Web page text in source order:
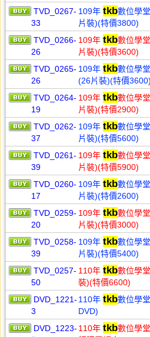
TVD_0267-
33
109年 tkb數位學
片裝)(特價3800)
TVD_0266-
26
109年 tkb數位學
片裝)(特價3600)
TVD_0265-
26
109年 tkb數位學
(26片裝)(特價
TVD_0264-
19
109年 tkb數位學
片裝)(特價2900)
TVD_0262-
37
109年 tkb數位學
片裝)(特價5600)
TVD_0261-
39
109年 tkb數位學
片裝)(特價5900)
TVD_0260-
17
109年 tkb數位學
片裝)(特價2600)
TVD_0259-
20
109年 tkb數位學
片裝)(特價3000)
TVD_0258-
39
109年 tkb數位學
片裝)(特價5400)
TVD_0257-
50
110年 tkb數位學
裝)(特價6600)
DVD_1221-
3
110年 tkb數位學
DVD)
DVD_1223- 110年 tkb數位學